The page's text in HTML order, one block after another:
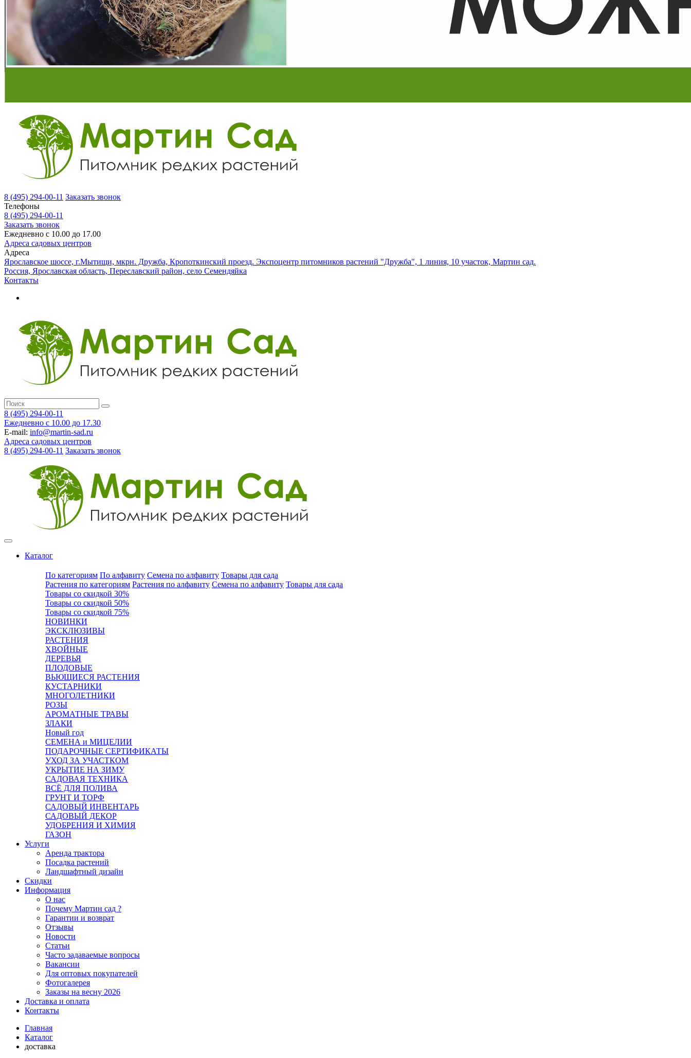
8 (495) 294-00-11 Заказать звонок
Телефоны
8 (495) 294-00-11
Заказать звонок
Ежедневно с 10.00 до 17.00
Адреса садовых центров
Адреса
Ярославское шоссе, г.Мытищи, мкрн. Дружба, Кропоткинский проезд. Экспоцентр питомников растений "Дружба", 1 линия, 10 участок, Мартин сад.
Россия, Ярославская область, Переславский район, село Семендяйка
Контакты
8 (495) 294-00-11
Ежедневно с 10.00 до 17.30
E-mail: info@martin-sad.ru
Адреса садовых центров
8 (495) 294-00-11 Заказать звонок
Каталог
По категориям По алфавиту Семена по алфавиту Товары для сада
Растения по категориям Растения по алфавиту Семена по алфавиту Товары для сада
Товары со скидкой 30%
Товары со скидкой 50%
Товары со скидкой 75%
НОВИНКИ
ЭКСКЛЮЗИВЫ
РАСТЕНИЯ
ХВОЙНЫЕ
ДЕРЕВЬЯ
ПЛОДОВЫЕ
ВЬЮЩИЕСЯ РАСТЕНИЯ
КУСТАРНИКИ
МНОГОЛЕТНИКИ
РОЗЫ
АРОМАТНЫЕ ТРАВЫ
ЗЛАКИ
Новый год
СЕМЕНА и МИЦЕЛИИ
ПОДАРОЧНЫЕ СЕРТИФИКАТЫ
УХОД ЗА УЧАСТКОМ
УКРЫТИЕ НА ЗИМУ
САДОВАЯ ТЕХНИКА
ВСЁ ДЛЯ ПОЛИВА
ГРУНТ И ТОРФ
САДОВЫЙ ИНВЕНТАРЬ
САДОВЫЙ ДЕКОР
УДОБРЕНИЯ И ХИМИЯ
ГАЗОН
Услуги
Аренда трактора
Посадка растений
Ландшафтный дизайн
Скидки
Информация
О нас
Почему Мартин сад ?
Гарантии и возврат
Отзывы
Новости
Статьи
Часто задаваемые вопросы
Вакансии
Для оптовых покупателей
Фотогалерея
Заказы на весну 2026
Доставка и оплата
Контакты
Главная
Каталог
доставка